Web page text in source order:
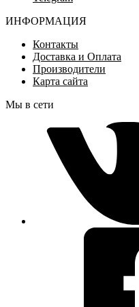
ИНФОРМАЦИЯ
Контакты
Доставка и Оплата
Производители
Карта сайта
Мы в сети